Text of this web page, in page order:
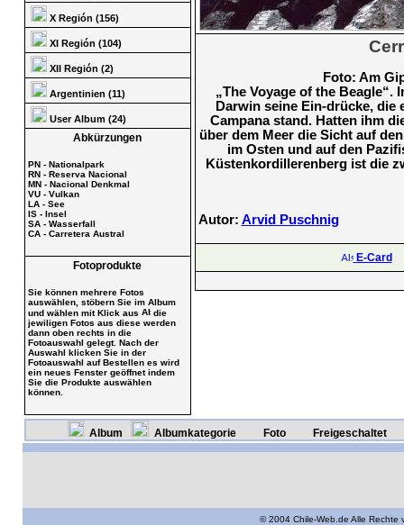
X Región (156)
XI Región (104)
XII Región (2)
Argentinien (11)
User Album (24)
Abkürzungen
PN - Nationalpark
RN - Reserva Nacional
MN - Nacional Denkmal
VU - Vulkan
LA - See
IS - Insel
SA - Wasserfall
CA - Carretera Austral
Fotoprodukte
Sie können mehrere Fotos
auswählen, stöbern Sie im Album
und wählen mit Klick aus
die
jewiligen Fotos aus diese werden
dann oben rechts in die
Fotoauswahl gelegt. Nach der
Auswahl klicken Sie in der
Fotoauswahl auf Bestellen es wird
ein neues Fenster geöffnet indem
Sie die Produkte auswählen
können.
Foto: Am
„The Voyage of the
Darwin seine Ein-drücke, die
Campana stand. Hatten ihm
über dem Meer die Sicht auf
im Osten und auf den
Küstenkordillerenberg ist die
Autor: Arvid Puschnig
E-Card
Album Albumkategorie Foto Freigeschaltet
© 2004 Chile-Web.de Alle Rechte